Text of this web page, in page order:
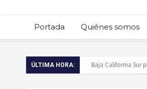
Portada Quiénes somos
ÚLTIMA HORA:
Servidores